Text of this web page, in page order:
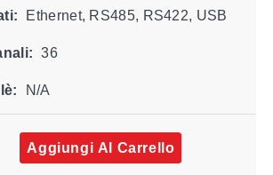
Ethernet, RS485, RS422, USB
36
N/A
Aggiungi Al Carrello